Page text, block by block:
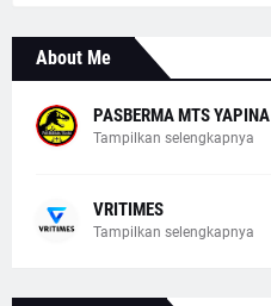
About Me
PASBERMA MTS YAPINA
Tampilkan selengkapnya
VRITIMES
Tampilkan selengkapnya